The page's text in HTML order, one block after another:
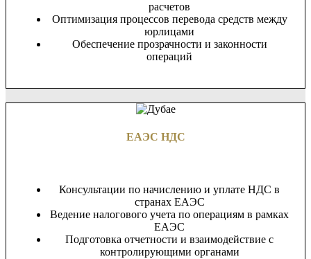
расчетов
Оптимизация процессов перевода средств между
юрлицами
Обеспечение прозрачности и законности
операций
ЕАЭС НДС
Консультации по начислению и уплате НДС в
странах ЕАЭС
Ведение налогового учета по операциям в рамках
ЕАЭС
Подготовка отчетности и взаимодействие с
контролирующими органами